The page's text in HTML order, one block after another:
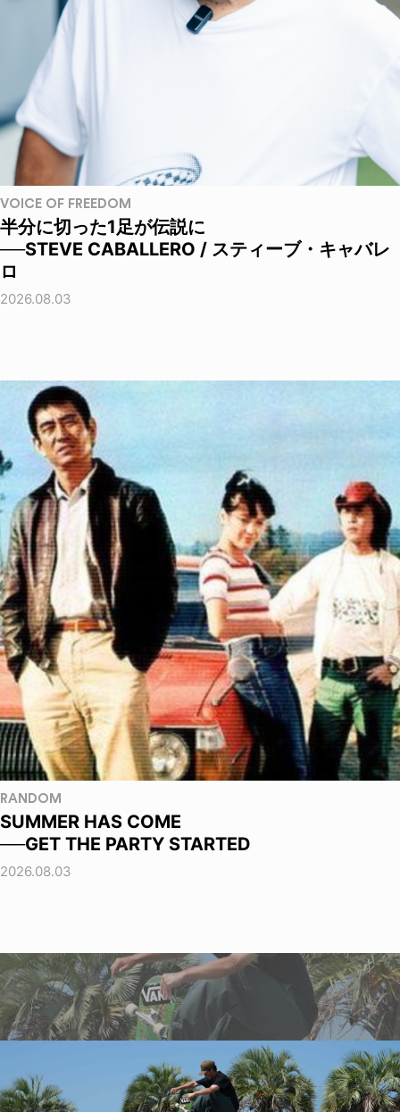
VOICE OF FREEDOM
半分に切った1足が伝説に
──STEVE CABALLERO / スティーブ・キャバレ
ロ
2026.08.03
RANDOM
SUMMER HAS COME
──GET THE PARTY STARTED
2026.08.03